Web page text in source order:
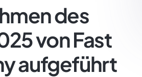
des
von Fast
aufgeführt